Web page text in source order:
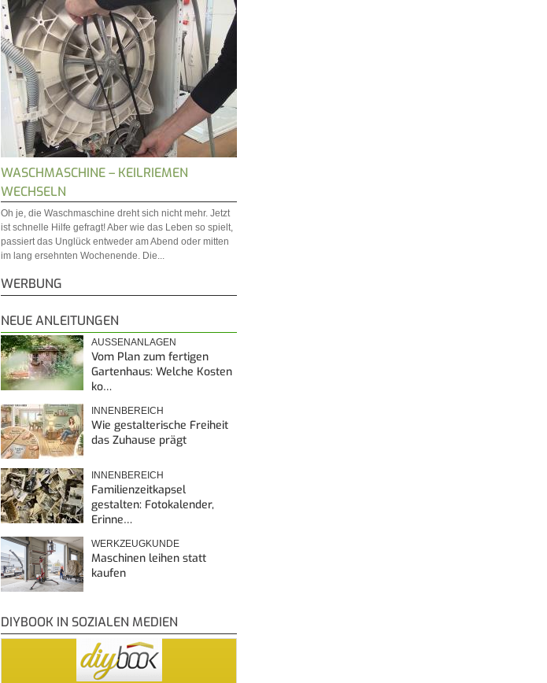
WASCHMASCHINE – KEILRIEMEN
WECHSELN
Oh je, die Waschmaschine dreht sich nicht mehr. Jetzt
ist schnelle Hilfe gefragt! Aber wie das Leben so spielt,
passiert das Unglück entweder am Abend oder mitten
im lang ersehnten Wochenende. Die...
WERBUNG
NEUE ANLEITUNGEN
AUSSENANLAGEN
Vom Plan zum fertigen
Gartenhaus: Welche Kosten
ko…
INNENBEREICH
Wie gestalterische Freiheit
das Zuhause prägt
INNENBEREICH
Familienzeitkapsel
gestalten: Fotokalender,
Erinne…
WERKZEUGKUNDE
Maschinen leihen statt
kaufen
DIYBOOK IN SOZIALEN MEDIEN